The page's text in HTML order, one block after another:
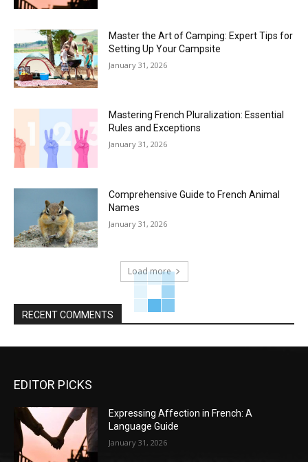
Master the Art of Camping: Expert Tips for
Setting Up Your Campsite
January 31, 2026
Mastering French Pluralization: Essential
Rules and Exceptions
January 31, 2026
Comprehensive Guide to French Animal
Names
January 31, 2026
Load more
RECENT COMMENTS
EDITOR PICKS
Expressing Affection in French: A
Language Guide
January 31, 2026